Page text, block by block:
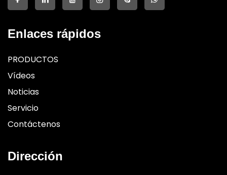
Enlaces rápidos
PRODUCTOS
Vídeos
Noticias
Servicio
Contáctenos
Dirección